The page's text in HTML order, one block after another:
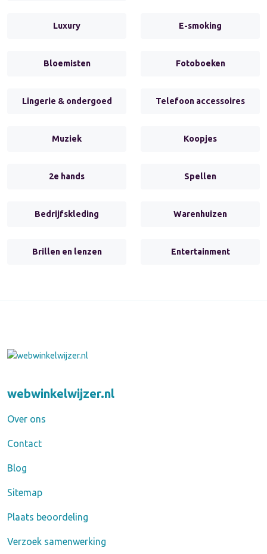
Luxury E-smoking
Bloemisten Fotoboeken
Lingerie & ondergoed Telefoon accessoires
Muziek Koopjes
2e hands Spellen
Bedrijfskleding Warenhuizen
Brillen en lenzen Entertainment
webwinkelwijzer.nl
Over ons
Contact
Blog
Sitemap
Plaats beoordeling
Verzoek samenwerking